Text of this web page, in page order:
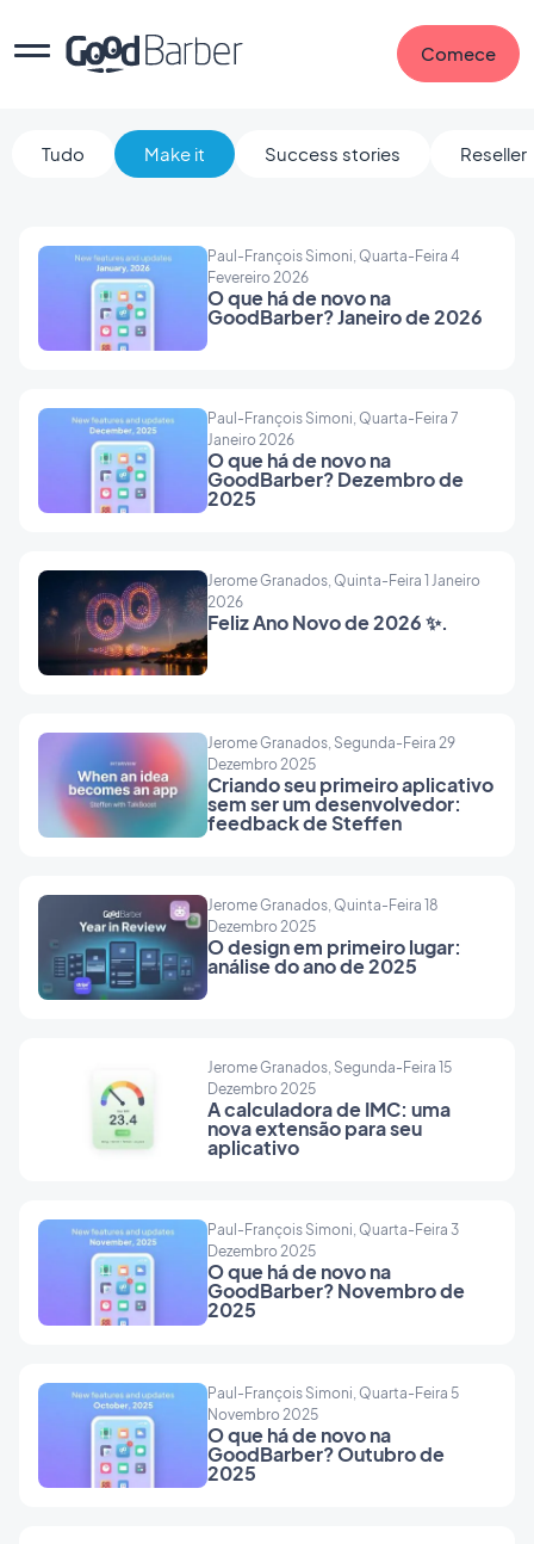
Comece
Tudo Make it Success stories Reseller
Paul-François Simoni, Quarta-Feira 4
Fevereiro 2026
O que há de novo na
GoodBarber? Janeiro de 2026
Paul-François Simoni, Quarta-Feira 7
Janeiro 2026
O que há de novo na
GoodBarber? Dezembro de
2025
Jerome Granados, Quinta-Feira 1 Janeiro
2026
Feliz Ano Novo de 2026 ✨.
Jerome Granados, Segunda-Feira 29
Dezembro 2025
Criando seu primeiro aplicativo
sem ser um desenvolvedor:
feedback de Steffen
Jerome Granados, Quinta-Feira 18
Dezembro 2025
O design em primeiro lugar:
análise do ano de 2025
Jerome Granados, Segunda-Feira 15
Dezembro 2025
A calculadora de IMC: uma
nova extensão para seu
aplicativo
Paul-François Simoni, Quarta-Feira 3
Dezembro 2025
O que há de novo na
GoodBarber? Novembro de
2025
Paul-François Simoni, Quarta-Feira 5
Novembro 2025
O que há de novo na
GoodBarber? Outubro de
2025